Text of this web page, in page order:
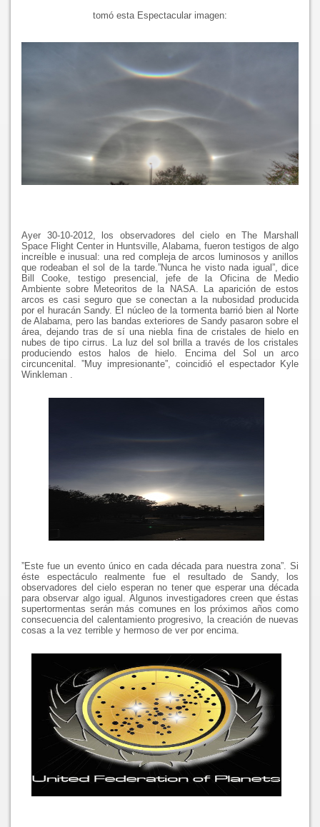
tomó esta Espectacular imagen:
Ayer 30-10-2012, los observadores del cielo en The Marshall
Space Flight Center in Huntsville, Alabama, fueron testigos de algo
increíble e inusual: una red compleja de arcos luminosos y anillos
que rodeaban el sol de la tarde.”Nunca he visto nada igual”, dice
Bill Cooke, testigo presencial, jefe de la Oficina de Medio
Ambiente sobre Meteoritos de la NASA. La aparición de estos
arcos es casi seguro que se conectan a la nubosidad producida
por el huracán Sandy. El núcleo de la tormenta barrió bien al Norte
de Alabama, pero las bandas exteriores de Sandy pasaron sobre el
área, dejando tras de sí una niebla fina de cristales de hielo en
nubes de tipo cirrus. La luz del sol brilla a través de los cristales
produciendo estos halos de hielo. Encima del Sol un arco
circuncenital. ”Muy impresionante”, coincidió el espectador Kyle
Winkleman .
”Este fue un evento único en cada década para nuestra zona”. Si
éste espectáculo realmente fue el resultado de Sandy, los
observadores del cielo esperan no tener que esperar una década
para observar algo igual. Algunos investigadores creen que éstas
supertormentas serán más comunes en los próximos años como
consecuencia del calentamiento progresivo, la creación de nuevas
cosas a la vez terrible y hermoso de ver por encima.